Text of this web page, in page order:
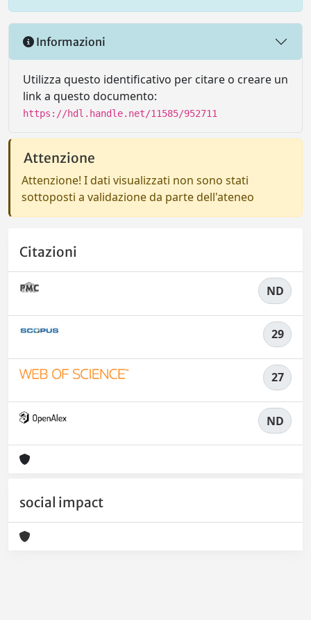
Informazioni
Utilizza questo identificativo per citare o creare un
link a questo documento:
https://hdl.handle.net/11585/952711
Attenzione
Attenzione! I dati visualizzati non sono stati
sottoposti a validazione da parte dell'ateneo
Citazioni
ND
29
27
ND
social impact